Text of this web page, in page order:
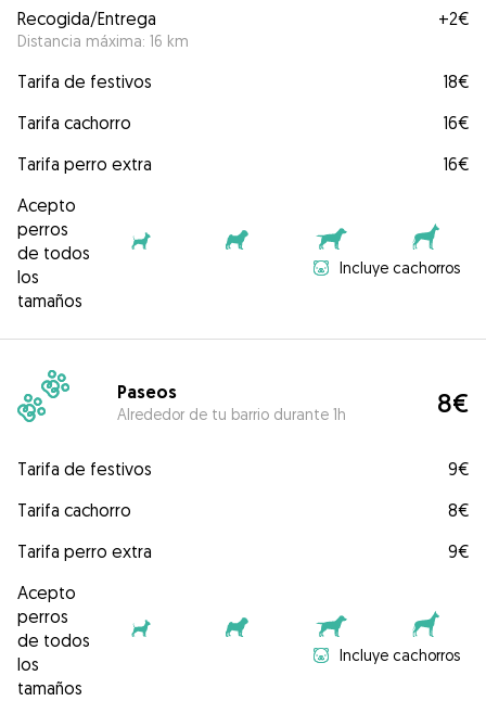
Recogida/Entrega
Distancia máxima: 16 km
+2€
Tarifa de festivos
18€
Tarifa cachorro
16€
Tarifa perro extra
16€
Acepto
perros
de todos
los
tamaños
Incluye cachorros
Paseos
Alrededor de tu barrio durante 1h 8€
Tarifa de festivos
9€
Tarifa cachorro
8€
Tarifa perro extra
9€
Acepto
perros
de todos
los
tamaños
Incluye cachorros